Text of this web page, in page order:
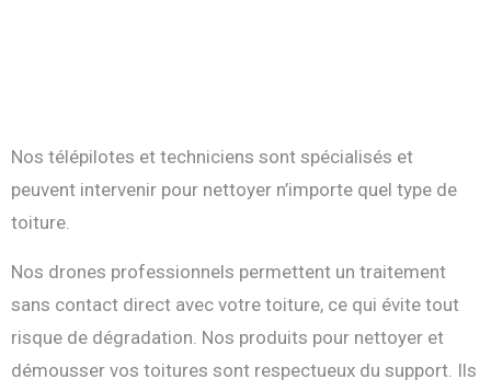
Nos télépilotes et techniciens sont spécialisés et
peuvent intervenir pour nettoyer n’importe quel type de
toiture.
Nos drones professionnels permettent un traitement
sans contact direct avec votre toiture, ce qui évite tout
risque de dégradation. Nos produits pour nettoyer et
démousser vos toitures sont respectueux du support. Ils